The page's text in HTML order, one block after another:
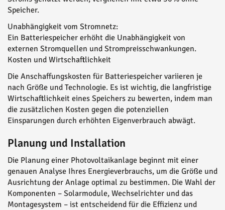
Speicher.
Unabhängigkeit vom Stromnetz:
Ein Batteriespeicher erhöht die Unabhängigkeit von
externen Stromquellen und Strompreisschwankungen.
Kosten und Wirtschaftlichkeit
Die Anschaffungskosten für Batteriespeicher variieren je
nach Größe und Technologie. Es ist wichtig, die langfristige
Wirtschaftlichkeit eines Speichers zu bewerten, indem man
die zusätzlichen Kosten gegen die potenziellen
Einsparungen durch erhöhten Eigenverbrauch abwägt.
Planung und Installation
Die Planung einer Photovoltaikanlage beginnt mit einer
genauen Analyse Ihres Energieverbrauchs, um die Größe und
Ausrichtung der Anlage optimal zu bestimmen. Die Wahl der
Komponenten – Solarmodule, Wechselrichter und das
Montagesystem – ist entscheidend für die Effizienz und